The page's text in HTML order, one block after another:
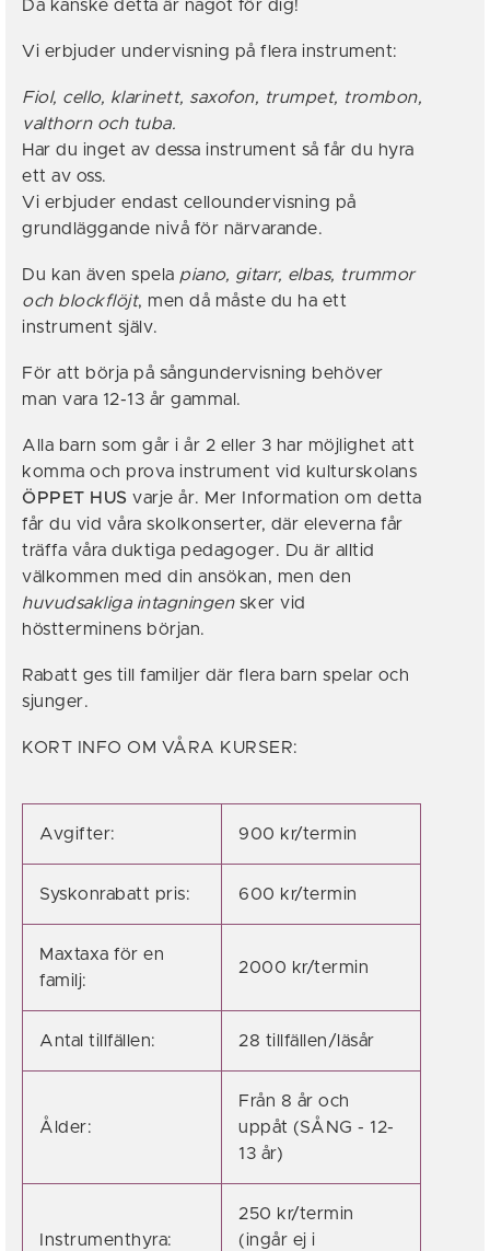
Då kanske detta är något för dig!
Vi erbjuder undervisning på flera instrument:
Fiol, cello, klarinett, saxofon, trumpet, trombon,
valthorn och tuba.
Har du inget av dessa instrument så får du hyra
ett av oss.
Vi erbjuder endast celloundervisning på
grundläggande nivå för närvarande.
Du kan även spela piano, gitarr, elbas, trummor
och blockflöjt, men då måste du ha ett
instrument själv.
För att börja på sångundervisning behöver
man vara 12-13 år gammal.
Alla barn som går i år 2 eller 3 har möjlighet att
komma och prova instrument vid kulturskolans
ÖPPET HUS varje år. Mer Information om detta
får du vid våra skolkonserter, där eleverna får
träffa våra duktiga pedagoger. Du är alltid
välkommen med din ansökan, men den
huvudsakliga intagningensker vid
höstterminens början.
Rabatt ges till familjer där flera barn spelar och
sjunger.
KORT INFO OM VÅRA KURSER:
Avgifter: 900 kr/termin
Syskonrabatt pris: 600 kr/termin
Maxtaxa för en
familj:
2000 kr/termin
Antal tillfällen: 28 tillfällen/läsår
Ålder:
Från 8 år och
uppåt (SÅNG - 12-
13 år)
Instrumenthyra:
250 kr/termin
(ingår ej i